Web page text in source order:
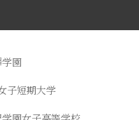
園
子短期大学